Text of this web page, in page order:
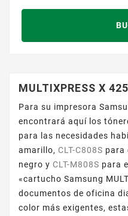
MULTIXPRESS X
Para su impresora
encontrará aquí los
para las necesidades
amarillo, CLT-C808S para
negro y CLT-M808S para
«cartucho Samsung
documentos de oficina
color más exigentes,